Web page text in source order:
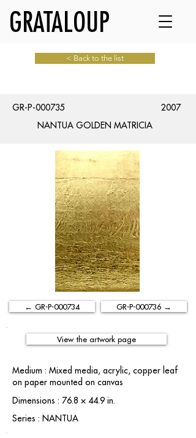
GRATALOUP
< Back to the list
GR-P-000735
2007
NANTUA GOLDEN MATRICIA
← GR-P-000734 GR-P-000736 →
View the artwork page
Medium : Mixed media, acrylic, copper leaf
on paper mounted on canvas
Dimensions : 76.8 × 44.9 in.
Series : NANTUA